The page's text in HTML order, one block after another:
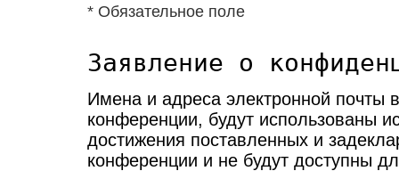
* Обязательное поле
Заявление о
Имена и адреса электронной почты
конференции, будут использованы
достижения поставленных и
конференции и не будут доступны